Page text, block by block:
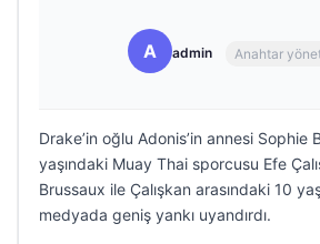
A admin Anahtar
Drake’in oğlu Adonis’in annesi Sophie
yaşındaki Muay Thai sporcusu Efe
Brussaux ile Çalışkan arasındaki 10
medyada geniş yankı uyandırdı.